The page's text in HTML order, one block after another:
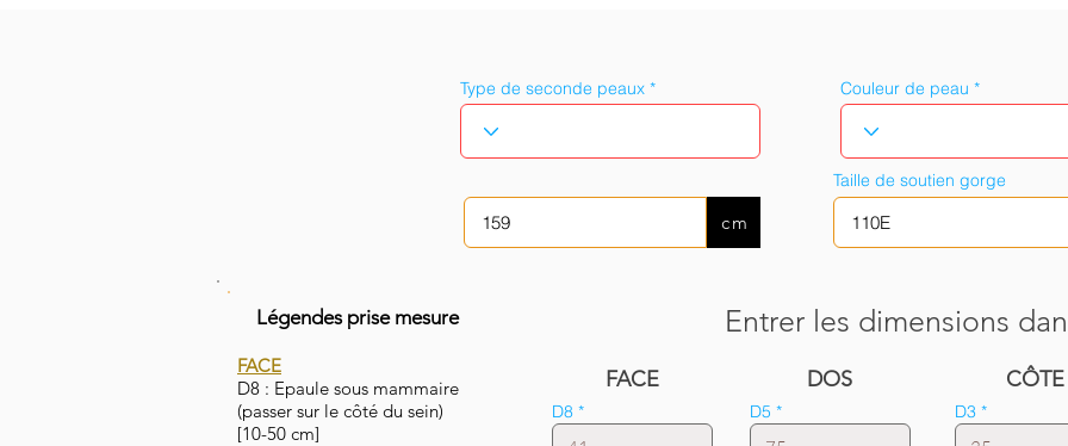
Type de seconde peaux
cm
Couleur de peau
Taille de soutien gorge
Entrer les dimensions
FACE DOS CÔTE
D8 D5 D3
Légendes prise mesure
FACE
D8 : Epaule sous mammaire
(passer sur le côté du sein)
[10-50 cm]